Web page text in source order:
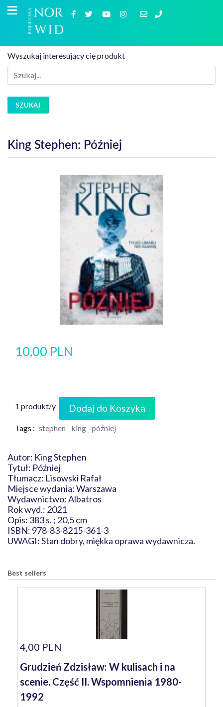
Wyszukaj interesujący cię produkt
SZUKAJ
King Stephen: Później
10,00 PLN
1 produkt/y Dodaj do Koszyka
Tags : stephen king później
Autor: King Stephen
Tytuł: Później
Tłumacz: Lisowski Rafał
Miejsce wydania: Warszawa
Wydawnictwo: Albatros
Rok wyd.: 2021
Opis: 383 s. ; 20,5 cm
ISBN: 978-83-8215-361-3
UWAGI: Stan dobry, miękka oprawa wydawnicza.
Best sellers
4,00 PLN
Grudzień Zdzisław: W kulisach i na
scenie. Część II. Wspomnienia 1980-
1992